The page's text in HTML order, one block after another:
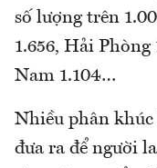
số lượng trên
1.656, Hải Phòng
Nam 1.104…
Nhiều phân khúc
đưa ra để người